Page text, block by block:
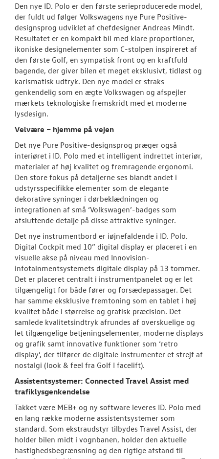
Den nye ID. Polo er den første serieproducerede model,
der fuldt ud følger Volkswagens nye Pure Positive-
designsprog udviklet af chefdesigner Andreas Mindt.
Resultatet er en kompakt bil med klare proportioner,
ikoniske designelementer som C-stolpen inspireret af
den første Golf, en sympatisk front og en kraftfuld
bagende, der giver bilen et meget eksklusivt, tidløst og
karismatisk udtryk. Den nye model er straks
genkendelig som en ægte Volkswagen og afspejler
mærkets teknologiske fremskridt med et moderne
lysdesign.
Velvære – hjemme på vejen
Det nye Pure Positive-designsprog præger også
interiøret i ID. Polo med et intelligent indrettet interiør,
materialer af høj kvalitet og fremragende ergonomi.
Den store fokus på detaljerne ses blandt andet i
udstyrsspecifikke elementer som de elegante
dekorative syninger i dørbeklædningen og
integrationen af små ‘Volkswagen’-badges som
afsluttende detalje på disse attraktive syninger.
Det nye instrumentbord er iøjnefaldende i ID. Polo.
Digital Cockpit med 10” digital display er placeret i en
visuelle akse på niveau med Innovision-
infotainmentsystemets digitale display på 13 tommer.
Det er placeret centralt i instrumentpanelet og er let
tilgængeligt for både fører og forsædepassager. Det
har samme eksklusive fremtoning som en tablet i høj
kvalitet både i størrelse og grafisk præcision. Det
samlede kvalitetsindtryk afrundes af overskuelige og
let tilgængelige betjeningselementer, moderne displays
og grafik samt innovative funktioner som ‘retro
display’, der tilfører de digitale instrumenter et strejf af
nostalgi (look & feel fra Golf I facelift).
Assistentsystemer: Connected Travel Assist med
trafiklysgenkendelse
Takket være MEB+ og ny software leveres ID. Polo med
en lang række moderne assistentsystemer som
standard. Som ekstraudstyr tilbydes Travel Assist, der
holder bilen midt i vognbanen, holder den aktuelle
hastighedsbegrænsning og den rigtige afstand til